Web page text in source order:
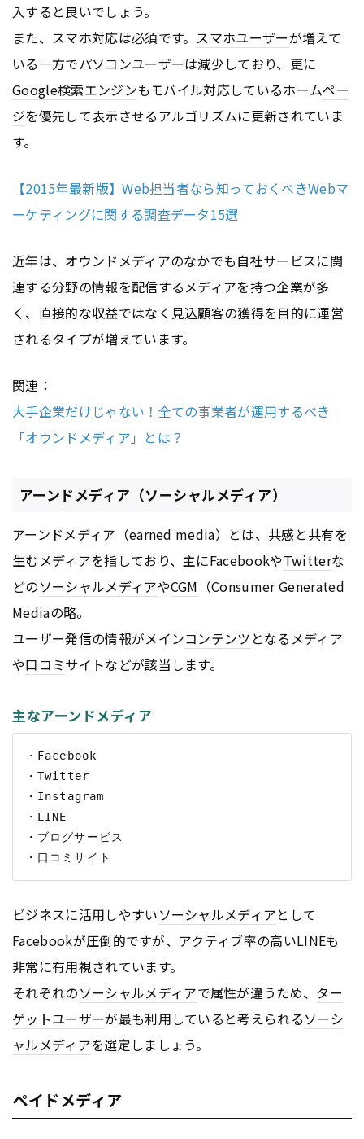
入すると良いでしょう。
また、スマホ対応は必須です。 スマホユーザーが増えて
いる一方でパソコンユーザーは減少しており、更に
Google検索エンジンもモバイル対応しているホームペー
ジを優先して表示させるアルゴリズムに更新されていま
す。
【2015年最新版】Web担当者なら知っておくべきWebマ
ーケティングに関する調査データ15選
近年は、オウンドメディアのなかでも自社サービスに関
連する分野の情報を配信するメディアを持つ企業が多
く、直接的な収益ではなく見込顧客の獲得を目的に運営
されるタイプが増えています。
関連：
大手企業だけじゃない！全ての事業者が運用するべき
「オウンドメディア」とは？
アーンドメディア（ソーシャルメディア）
アーンドメディア（earned media）とは、共感と共有を
生むメディアを指しており、主にFacebookやTwitterな
どのソーシャルメディアやCGM （Consumer Generated
Mediaの略。
ユーザー発信の情報がメインコンテンツ となるメディア
や口コミサイトなどが該当します。
主なアーンドメディア
・Facebook
・Twitter
・Instagram
・LINE
・ブログサービス
ビジネスに活用しやすいソーシャルメディアとして
Facebookが圧倒的ですが、アクティブ率の高いLINEも
非常に有用視されています。
それぞれのソーシャルメディアで属性が違うため、 ター
ゲットユーザーが最も利用していると考えられるソーシ
ャルメディアを選定しましょう。
ペイドメディア